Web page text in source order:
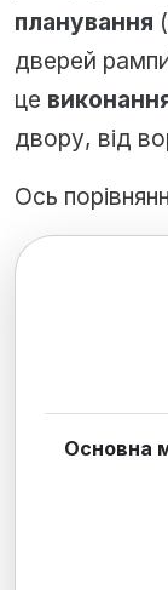
планування
дверей
це
двору, від
Ось
Основна